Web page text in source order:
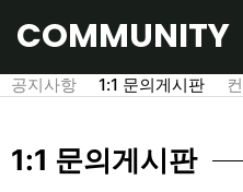
COMMUNITY
공지사항 1:1 문의게시판
1:1 문의게시판